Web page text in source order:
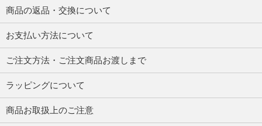
商品の返品・交換について
お支払い方法について
ご注文方法・ご注文商品お渡しまで
ラッピングについて
商品お取扱上のご注意